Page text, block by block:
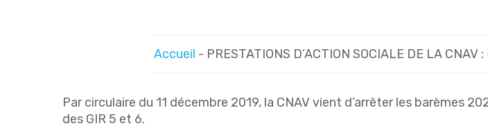
Accueil - PRESTATIONS D’ACTION SOCIALE DE LA CNAV
Par circulaire du 11 décembre 2019, la CNAV vient d’arrêter les barèmes
des GIR 5 et 6.